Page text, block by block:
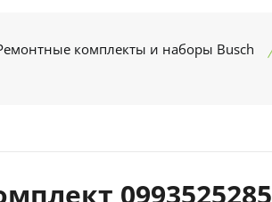
комплекты и наборы Busch
0993525285